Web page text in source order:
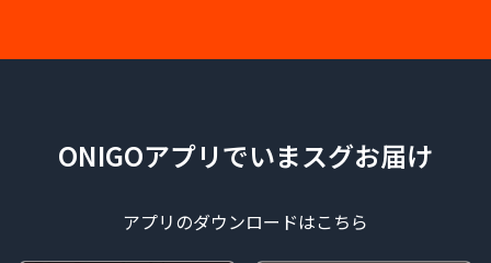
ONIGOアプリでいまスグお届け
アプリのダウンロードはこちら